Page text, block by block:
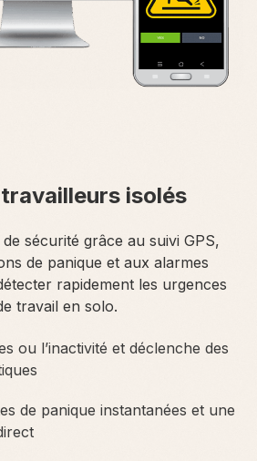
isolés
sécurité grâce au suivi GPS,
de panique et aux alarmes
rapidement les urgences
travail en solo.
ou l’inactivité et déclenche des
de panique instantanées et une